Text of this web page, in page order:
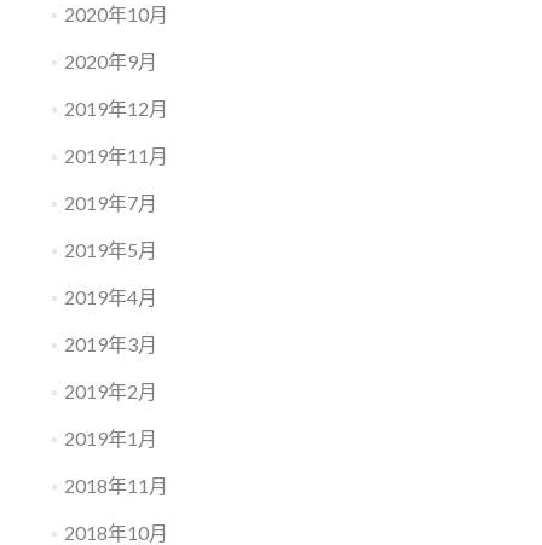
2020年10月
2020年9月
2019年12月
2019年11月
2019年7月
2019年5月
2019年4月
2019年3月
2019年2月
2019年1月
2018年11月
2018年10月